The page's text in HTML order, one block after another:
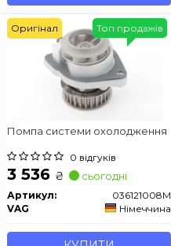
Помпа системи охолодження
0 відгуків
3 536 ₴ сьогодні
Артикул:
036121008M
VAG
Німеччина
Топ продажів
Оригінал